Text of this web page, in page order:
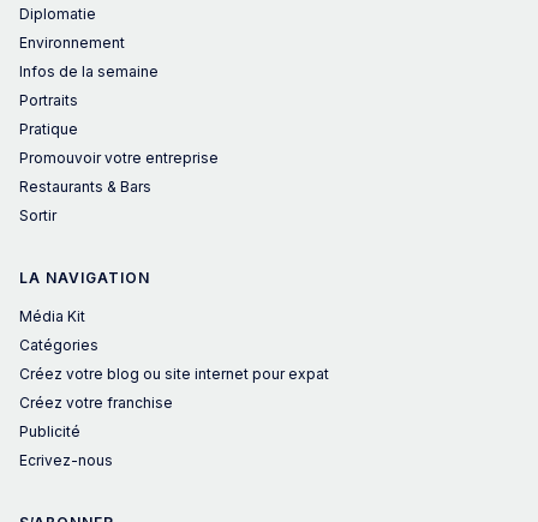
Diplomatie
Environnement
Infos de la semaine
Portraits
Pratique
Promouvoir votre entreprise
Restaurants & Bars
Sortir
LA NAVIGATION
Média Kit
Catégories
Créez votre blog ou site internet pour expat
Créez votre franchise
Publicité
Ecrivez-nous